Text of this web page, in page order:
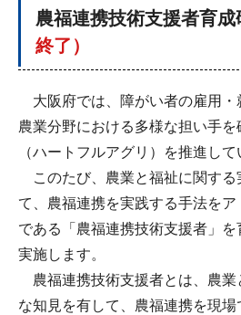
農福連携技術支援者育成
終了）
大阪府では、障がい者の雇用・
農業分野における多様な担い手
（ハートフルアグリ）を推進して
このたび、農業と福祉に関する
て、農福連携を実践する手法を
である「農福連携技術支援者」
実施します。
農福連携技術支援者とは、農業
な知見を有して、農福連携を現